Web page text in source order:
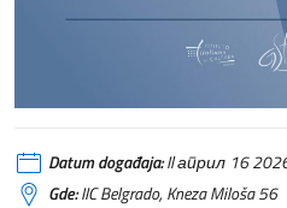
Datum događaja:Il април 16
Gde:IIC Belgrado, Kneza Miloša 56